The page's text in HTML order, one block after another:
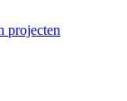
projecten